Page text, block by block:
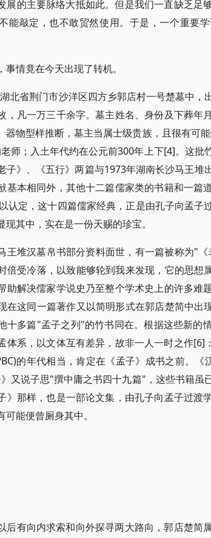
展的主要脉络大抵如此。但是我们一直缺乏足
能敲定，也不敢贸然使用。于是，一个重要
情竟在今天出现了转机。
北省荆门市沙洋区四方乡郭店村一号楚墓中，
，凡一万三千余字。墓主姓名、身份及下葬年
器物型样推断，墓主当属士级贵族，且很有可
师；入土年代约在公元前300年上下[4]。这批
子》、《五行》两篇与1973年湖南长沙马王堆
基本相同外，其他十二篇儒家类的书籍和一篇
认定，这十四篇儒家经典，正是由孔子向孟子
其中，实在是一份天赐的珍宝。
王堆汉墓帛书部分资料面世，有一篇被称为"
倍受冷落，以致能够轮到我来发现，它的思
助解决儒家学说史乃至整个学术史上的许多难
在这同一篇著作又以简明形式在郭店楚简中出
十多篇"孟子之列"的竹书同在。根据这些新的
体系，以文体互有差异，故非一人一时之作[6]
的年代相当，肯定在《孟子》成书之前。
又说子思"撰中庸之书四十九篇"，这些书籍虽
》那样，也是一部论文集，由孔子向孟子过渡
能便曾厕身其中。
后有向内求索和向外探寻两大路向，郭店楚简